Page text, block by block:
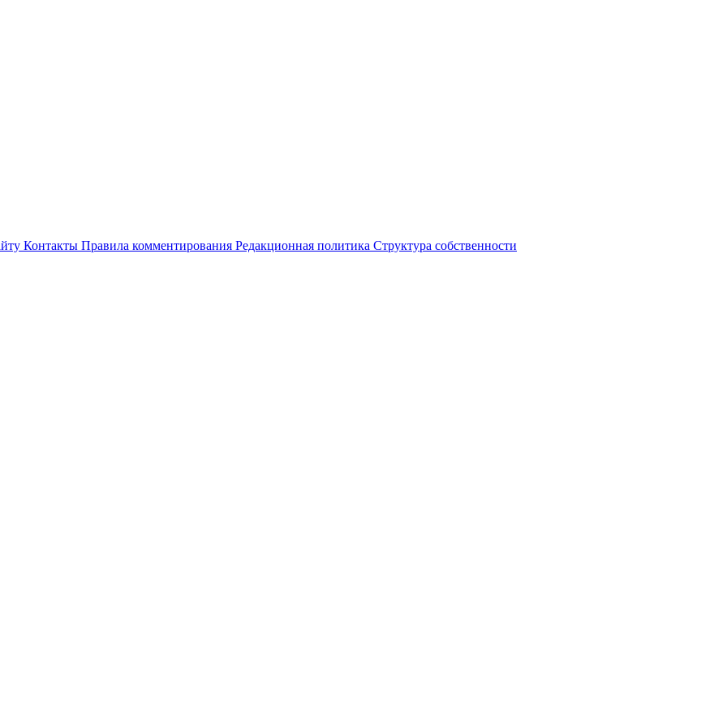
Контакты Правила комментирования Редакционная политика Структура собственности